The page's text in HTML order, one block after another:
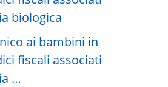
ai bambini in
fiscali associati
…